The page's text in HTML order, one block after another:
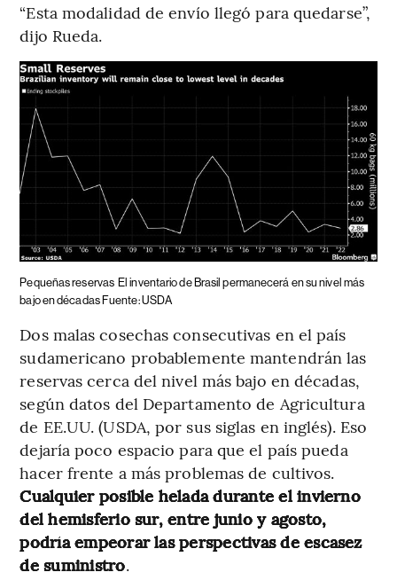
“Esta modalidad de envío llegó para quedarse”,
dijo Rueda.
Pequeñas reservas El inventario de Brasil permanecerá en su nivel más
bajo en décadas Fuente: USDA
Dos malas cosechas consecutivas en el país
sudamericano probablemente mantendrán las
reservas cerca del nivel más bajo en décadas,
según datos del Departamento de Agricultura
de EE.UU. (USDA, por sus siglas en inglés). Eso
dejaría poco espacio para que el país pueda
hacer frente a más problemas de cultivos.
Cualquier posible helada durante el invierno
del hemisferio sur, entre junio y agosto,
podría empeorar las perspectivas de escasez
de suministro.